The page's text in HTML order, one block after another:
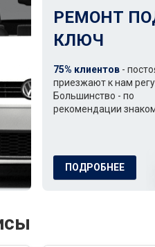
РЕМОНТ
КЛЮЧ
75% клиентов -
приезжают к нам
Большинство - по
рекомендации
ПОДРОБНЕЕ